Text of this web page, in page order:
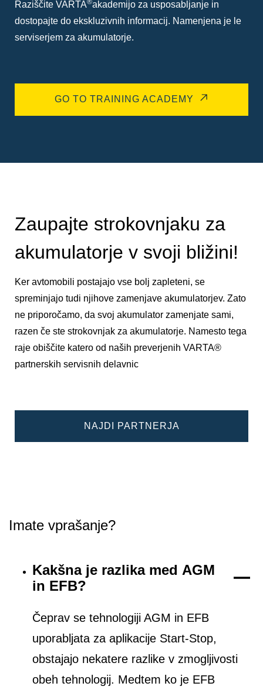
Raziščite VARTA®akademijo za usposabljanje in
dostopajte do ekskluzivnih informacij. Namenjena je le
serviserjem za akumulatorje.
GO TO TRAINING ACADEMY
Zaupajte strokovnjaku za
akumulatorje v svoji bližini!
Ker avtomobili postajajo vse bolj zapleteni, se
spreminjajo tudi njihove zamenjave akumulatorjev. Zato
ne priporočamo, da svoj akumulator zamenjate sami,
razen če ste strokovnjak za akumulatorje. Namesto tega
raje obiščite katero od naših preverjenih VARTA®
partnerskih servisnih delavnic
NAJDI PARTNERJA
Imate vprašanje?
Kakšna je razlika med AGM
in EFB?
Čeprav se tehnologiji AGM in EFB
uporabljata za aplikacije Start-Stop,
obstajajo nekatere razlike v zmogljivosti
obeh tehnologij. Medtem ko je EFB